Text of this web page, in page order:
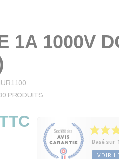
1A 1000V
PRODUITS
Basé sur
VOIR